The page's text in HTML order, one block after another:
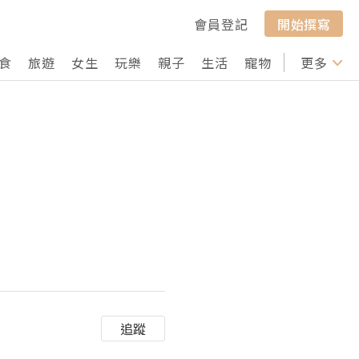
會員登記
開始撰寫
旅遊 女生 玩樂 親子 生活 寵物 行山 打卡
更多
追蹤